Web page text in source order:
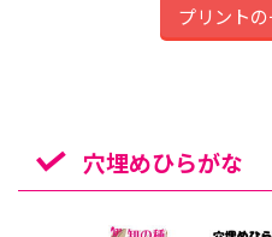
プリント
穴埋めひらがな